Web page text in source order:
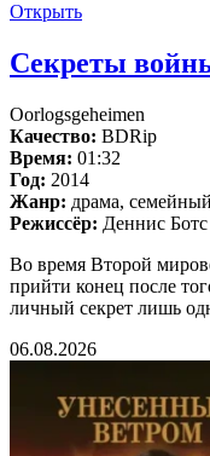
Открыть
Секреты
Oorlogsgeheimen
Качество: BDRip
Время: 01:32
Год: 2014
Жанр: драма,
Режиссёр: Деннис Ботс
Во время Второй
прийти конец после
личный секрет лишь
06.08.2026